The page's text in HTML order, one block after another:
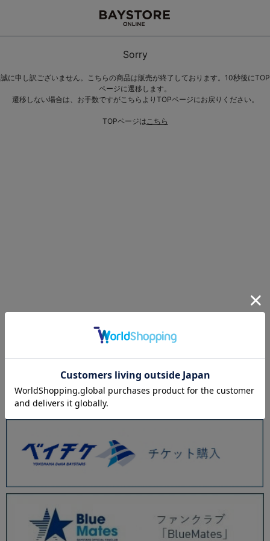
Sorry
誠に申し訳ございません。こちらの商品は販売が終了しております。10秒後にTOP
ページに遷移します。
遷移しない場合は、お手数ですがこちらよりTOPページにお戻りください。
TOPページはこちら